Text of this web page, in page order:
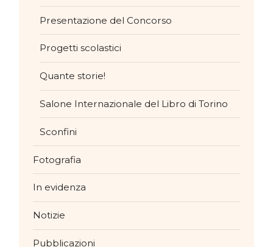
Presentazione del Concorso
Progetti scolastici
Quante storie!
Salone Internazionale del Libro di Torino
Sconfini
Fotografia
In evidenza
Notizie
Pubblicazioni